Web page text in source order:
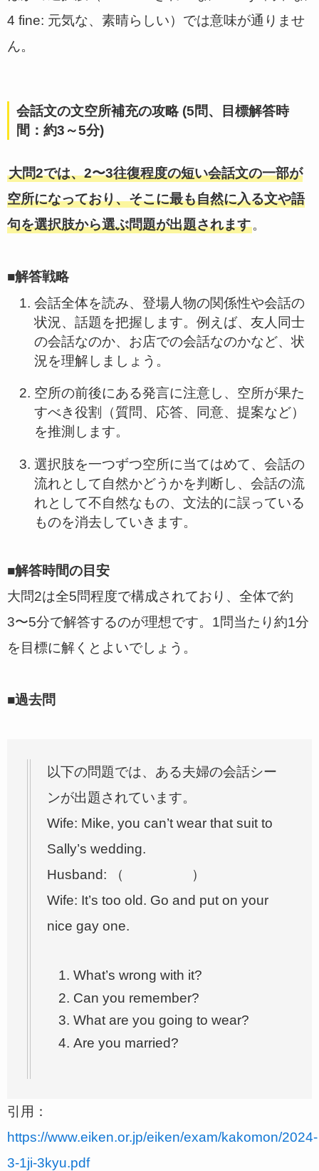
4 fine: 元気な、素晴らしい）では意味が通りませ
ん。
会話文の文空所補充の攻略 (5問、目標解答時
間：約3～5分)
大問2では、2〜3往復程度の短い会話文の一部が
空所になっており、そこに最も自然に入る文や語
句を選択肢から選ぶ問題が出題されます。
■解答戦略
会話全体を読み、登場人物の関係性や会話の
状況、話題を把握します。例えば、友人同士
の会話なのか、お店での会話なのかなど、状
況を理解しましょう。
空所の前後にある発言に注意し、空所が果た
すべき役割（質問、応答、同意、提案など）
を推測します。
選択肢を一つずつ空所に当てはめて、会話の
流れとして自然かどうかを判断し、会話の流
れとして不自然なもの、文法的に誤っている
ものを消去していきます。
■解答時間の目安
大問2は全5問程度で構成されており、全体で約
3〜5分で解答するのが理想です。1問当たり約1分
を目標に解くとよいでしょう。
■過去問
以下の問題では、ある夫婦の会話シー
ンが出題されています。
Wife: Mike, you can’t wear that suit to
Sally’s wedding.
Husband: （ ）
Wife: It’s too old. Go and put on your
nice gay one.
What’s wrong with it?
Can you remember?
What are you going to wear?
Are you married?
引用：
https://www.eiken.or.jp/eiken/exam/kakomon/2024-
3-1ji-3kyu.pdf